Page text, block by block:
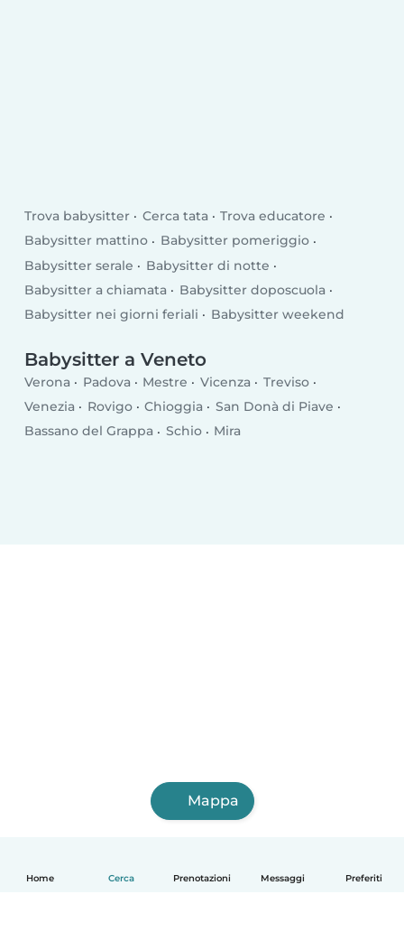
Home Cerca Prenotazioni Messaggi Preferiti
Trova babysitter Cerca tata
Trova educatore
Babysitter mattino
Babysitter pomeriggio
Babysitter serale
Babysitter di notte
Babysitter a chiamata
Babysitter doposcuola
Babysitter nei giorni feriali
Babysitter weekend
Babysitter a Veneto
Verona Padova Mestre Vicenza
Treviso
Venezia
Rovigo Chioggia
San Donà di Piave
Bassano del Grappa
Schio Mira
Mappa